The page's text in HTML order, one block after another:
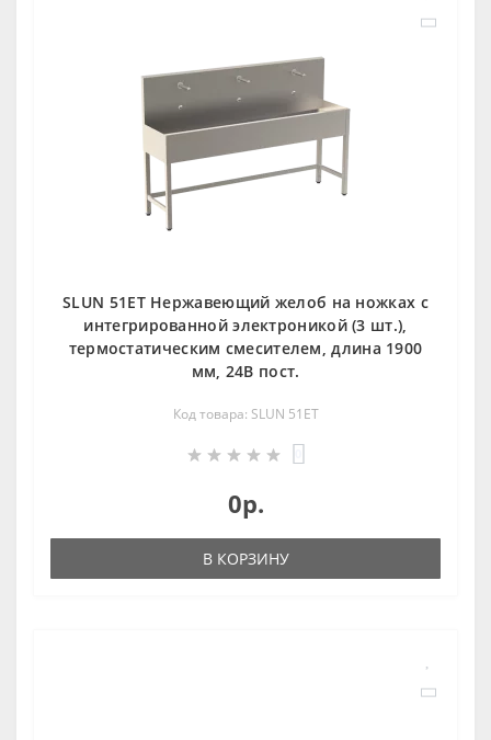
SLUN 51ET Нержавеющий желоб на ножках с
интегрированной электроникой (3 шт.),
термостатическим смесителем, длина 1900
мм, 24В пост.
Код товара: SLUN 51ET
0р.
В КОРЗИНУ